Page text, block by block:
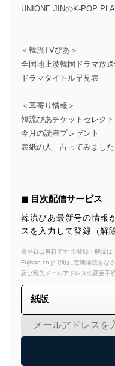
UNIONE JINのK-POP
＜韓流TVぴあ＞
全国地上波韓国ドラマ放
ドラマタイトル早見表
＜耳寄り情報＞
韓流ぴあチケットセレクト
今月の読者プレゼント
表紙の人 占ってみまし
◼︎ 目次配信サービス
韓流ぴあ最新号の情報
スを入力して登録（解
※登録は無料です ※登録・解除は
Fujisan.co.jpで既に定期購読をな
及び宛先メールアドレスの変更手